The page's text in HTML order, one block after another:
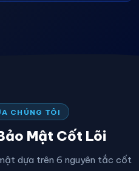
CHÚNG TÔI
Mật Cốt Lõi
dựa trên 6 nguyên tắc cốt